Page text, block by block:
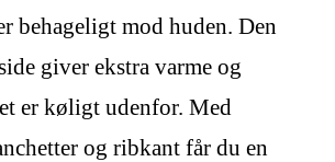
behageligt mod huden. Den
giver ekstra varme og
er køligt udenfor. Med
og ribkant får du en